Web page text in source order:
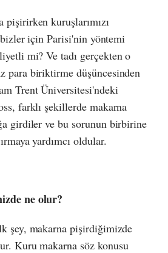
kuruşlarımızı
için Parisi'nin yöntemi
mi? Ve tadı gerçekten o
para biriktirme düşüncesinden
Trent Üniversitesi'ndeki
farklı şekillerde makarna
girdiler ve bu sorunun birbirine
yardımcı oldular.
ne olur?
şey, makarna pişirdiğimizde
Kuru makarna söz konusu